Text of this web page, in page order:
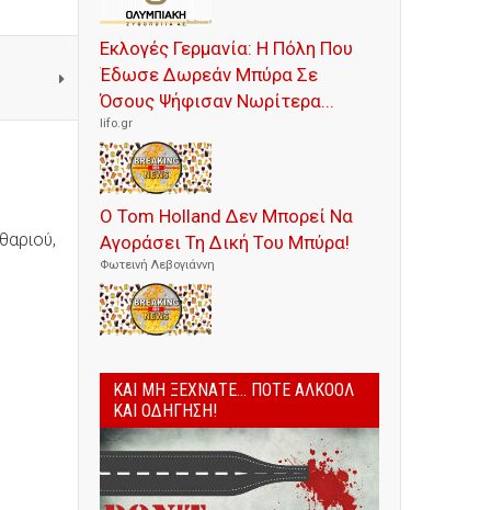
Εκλογές Γερμανία: Η Πόλη Που
Έδωσε Δωρεάν Μπύρα Σε
Όσους Ψήφισαν Νωρίτερα...
lifo.gr
Ο Tom Holland Δεν Μπορεί Να
Αγοράσει Τη Δική Του Μπύρα!
Φωτεινή Λεβογιάννη
ΚΑΙ ΜΗ ΞΕΧΝΆΤΕ... ΠΟΤΈ ΑΛΚΟΌΛ
ΚΑΙ ΟΔΉΓΗΣΗ!